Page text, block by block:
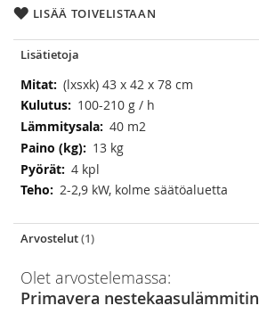
LISÄÄ TOIVELISTAAN
Lisätietoja
Lisätietoja(lxsxk) 43 x 42 x 78 cm
100-210 g / h
40 m2
13 kg
4 kpl
2-2,9 kW, kolme säätöaluetta
Arvostelut 1
Olet arvostelemassa:
Primavera nestekaasulämmitin